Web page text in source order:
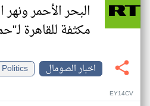
البحر الأحمر
مكثفة للقاهرة
اخبار الصومال
Politics
EY14CV